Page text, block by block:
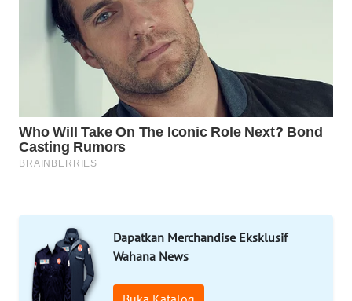
Dapatkan Merchandise Eksklusif
Wahana News
WAHANA
WAHANA
PERSONA
OTOMOTIF
WAHANA
HEALTH